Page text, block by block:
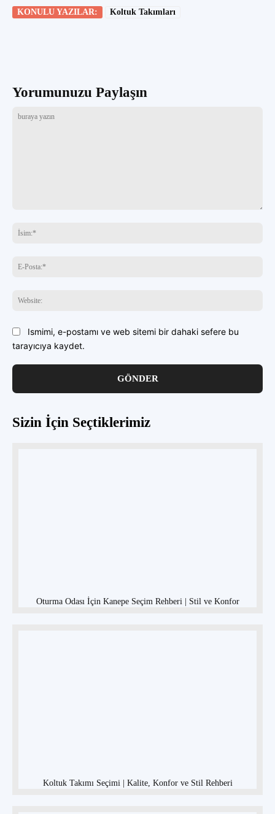
KONULU YAZILAR: Koltuk Takımları
Yorumunuzu Paylaşın
yazın
Ismimi, e-postamı ve web sitemi bir dahaki sefere bu
tarayıcıya kaydet.
Sizin İçin Seçtiklerimiz
Oturma Odası İçin Kanepe Seçim Rehberi | Stil ve Konfor
Koltuk Takımı Seçimi | Kalite, Konfor ve Stil Rehberi